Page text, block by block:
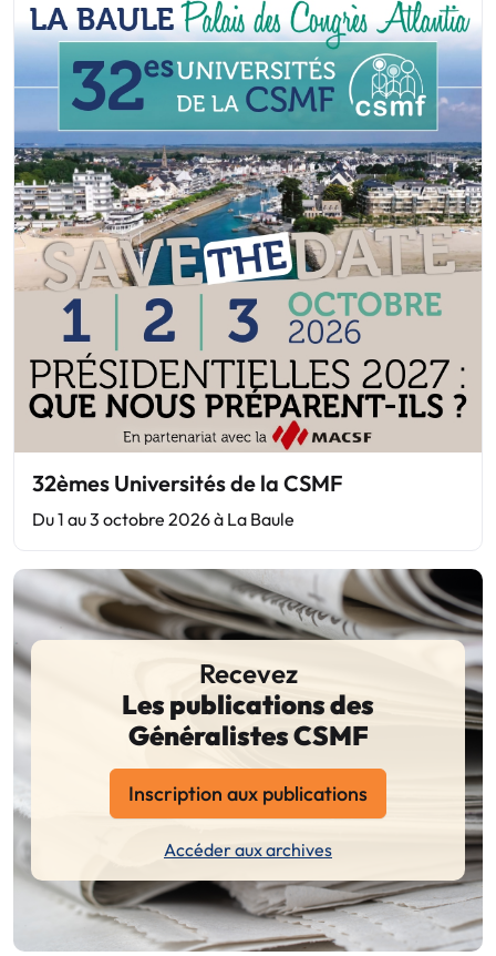
32èmes Universités de la CSMF
Du 1 au 3 octobre 2026 à La Baule
Recevez
Les publications des
Généralistes CSMF
Inscription aux publications
Accéder aux archives